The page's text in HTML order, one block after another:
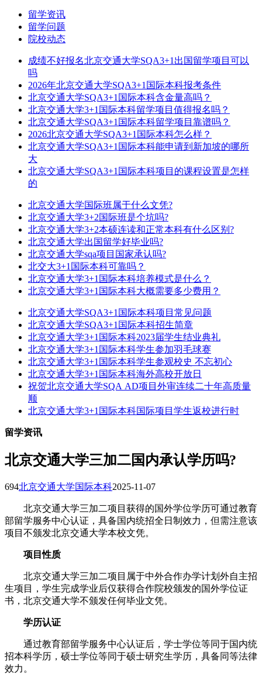
留学资讯
留学问题
院校动态
成绩不好报名北京交通大学SQA3+1出国留学项目可以
吗
2026年北京交通大学SQA3+1国际本科报考条件
北京交通大学SQA3+1国际本科含金量高吗？
北京交通大学3+1国际本科留学项目值得报名吗？
北京交通大学SQA3+1国际本科留学项目靠谱吗？
2026北京交通大学SQA3+1国际本科怎么样？
北京交通大学SQA3+1国际本科能申请到新加坡的哪所
大
北京交通大学SQA3+1国际本科项目的课程设置是怎样
的
北京交通大学国际班属于什么文凭?
北京交通大学3+2国际班是个坑吗?
北京交通大学3+2本硕连读和正常本科有什么区别?
北京交通大学出国留学好毕业吗?
北京交通大学sqa项目国家承认吗?
北交大3+1国际本科可靠吗？
北京交通大学3+1国际本科培养模式是什么？
北京交通大学3+1国际本科大概需要多少费用？
北京交通大学SQA3+1国际本科项目常见问题
北京交通大学SQA3+1国际本科招生简章
北京交通大学3+1国际本科2023届学生结业典礼
北京交通大学3+1国际本科学生参加羽毛球赛
北京交通大学3+1国际本科学生参观校史 不忘初心
北京交通大学3+1国际本科海外高校开放日
祝贺北京交通大学SQA AD项目外审连续二十年高质量
顺
北京交通大学3+1国际本科国际项目学生返校进行时
留学资讯
北京交通大学三加二国内承认学历吗?
694北京交通大学国际本科2025-11-07
北京交通大学三加二项目获得的国外学位学历可通过教育
部留学服务中心认证，具备国内统招全日制效力‌，但需注意该
项目不颁发北京交通大学本校文凭。
项目性质
北京交通大学三加二项目属于中外合作办学计划外自主招
生项目，学生完成学业后仅获得合作院校颁发的国外学位证
书，北京交通大学不颁发任何毕业文凭。
学历认证
通过教育部留学服务中心认证后，学士学位等同于国内统
招本科学历，硕士学位等同于硕士研究生学历，具备同等法律
效力。